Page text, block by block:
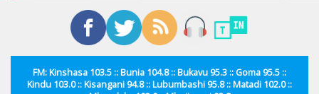
FM: Kinshasa 103.5 :: Bunia 104.8 :: Bukavu 95.3 :: Goma 95.5 ::
Kindu 103.0 :: Kisangani 94.8 :: Lubumbashi 95.8 :: Matadi 102.0 ::